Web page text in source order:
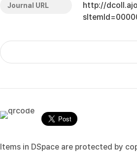
Journal URL
http://
Items in DSpace are protected by